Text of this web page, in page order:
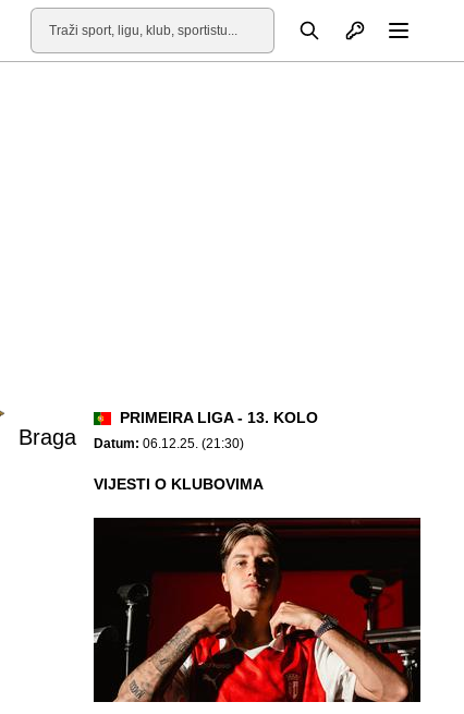
Pretraga Otvori profil
Braga
PRIMEIRA LIGA - 13. KOLO
Datum: 06.12.25. (21:30)
VIJESTI O KLUBOVIMA